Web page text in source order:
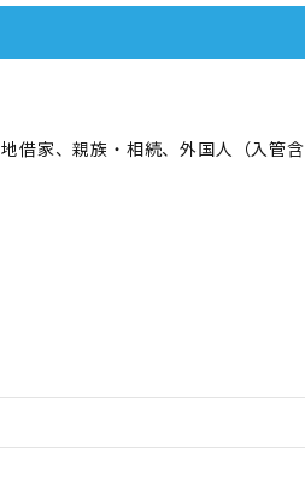
借家、親族・相続、外国人（入管含